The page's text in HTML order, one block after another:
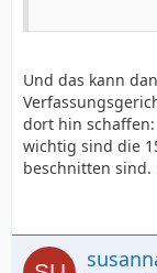
Und das kann
dort hin
wichtig sind die
beschnitten sind.